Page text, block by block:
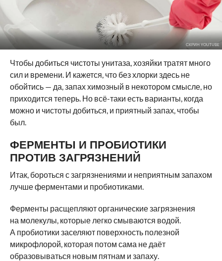
СКРИН YOUTUBE
Чтобы добиться чистоты унитаза, хозяйки тратят много
сил и времени. И кажется, что без хлорки здесь не
обойтись — да, запах химозный в некотором смысле, но
приходится теперь. Но всё-таки есть варианты, когда
можно и чистоты добиться, и приятный запах, чтобы
был.
ФЕРМЕНТЫ И ПРОБИОТИКИ
ПРОТИВ ЗАГРЯЗНЕНИЙ
Итак, бороться с загрязнениями и неприятным запахом
лучше ферментами и пробиотиками.
Ферменты расщепляют органические загрязнения
на молекулы, которые легко смываются водой.
А пробиотики заселяют поверхность полезной
микрофлорой, которая потом сама не даёт
образовываться новым пятнам и запаху.